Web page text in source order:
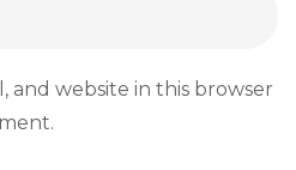
and website in this browser